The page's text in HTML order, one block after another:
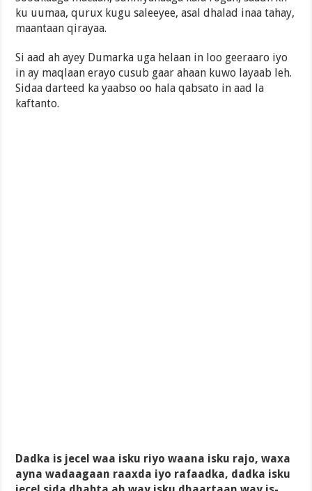
ku uumaa, qurux kugu saleeyee, asal dhalad inaa tahay,
maantaan qirayaa.
Si aad ah ayey Dumarka uga helaan in loo geeraaro iyo
in ay maqlaan erayo cusub gaar ahaan kuwo layaab leh.
Sidaa darteed ka yaabso oo hala qabsato in aad la
kaftanto.
Dadka is jecel waa isku riyo waana isku rajo, waxa
ayna wadaagaan raaxda iyo rafaadka, dadka isku